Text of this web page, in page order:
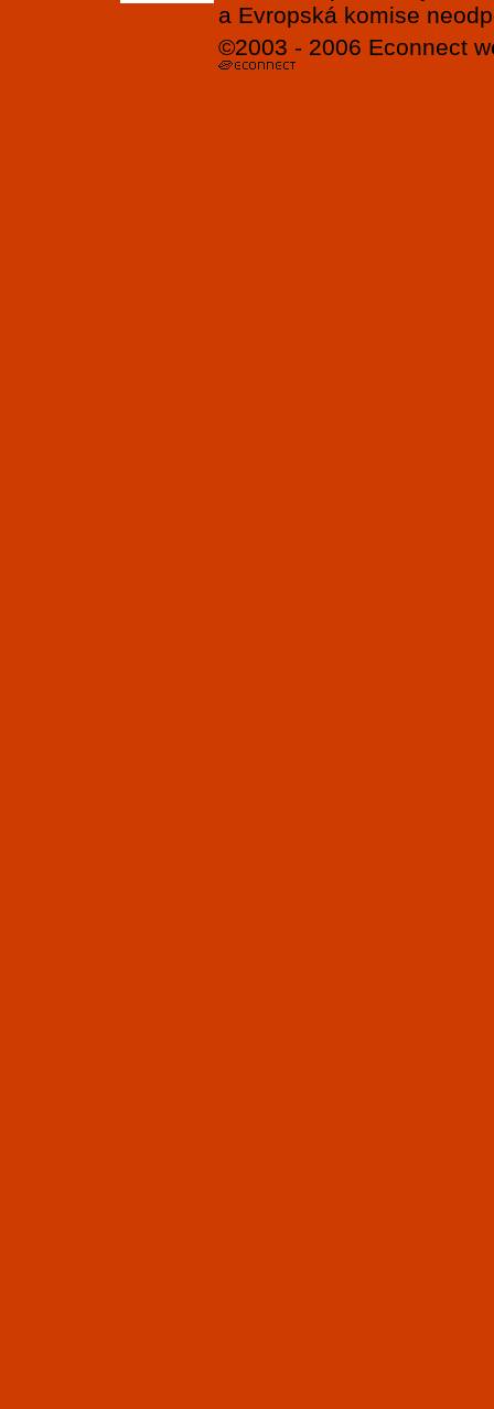
a Evropská komise
©2003 - 2006 Econnect